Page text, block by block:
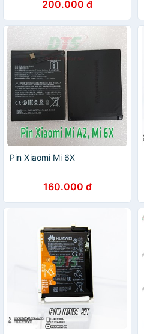
200.000 đ
Pin Xiaomi Mi 6X
160.000 đ